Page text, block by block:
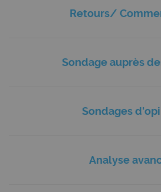
Retours/
Sondage auprès
Sondages
Analyse